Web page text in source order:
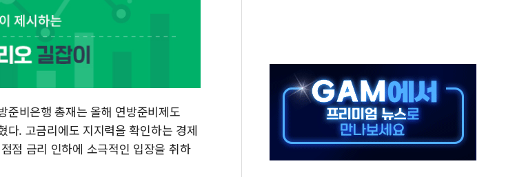
강원도 폭염특보 11일째…온열질환·가축 피해 최소화 '총력 대응'
준비은행 총재는 올해 연방준비제도
. 고금리에도 지지력을 확인하는 경제
점 금리 인하에 소극적인 입장을 취하